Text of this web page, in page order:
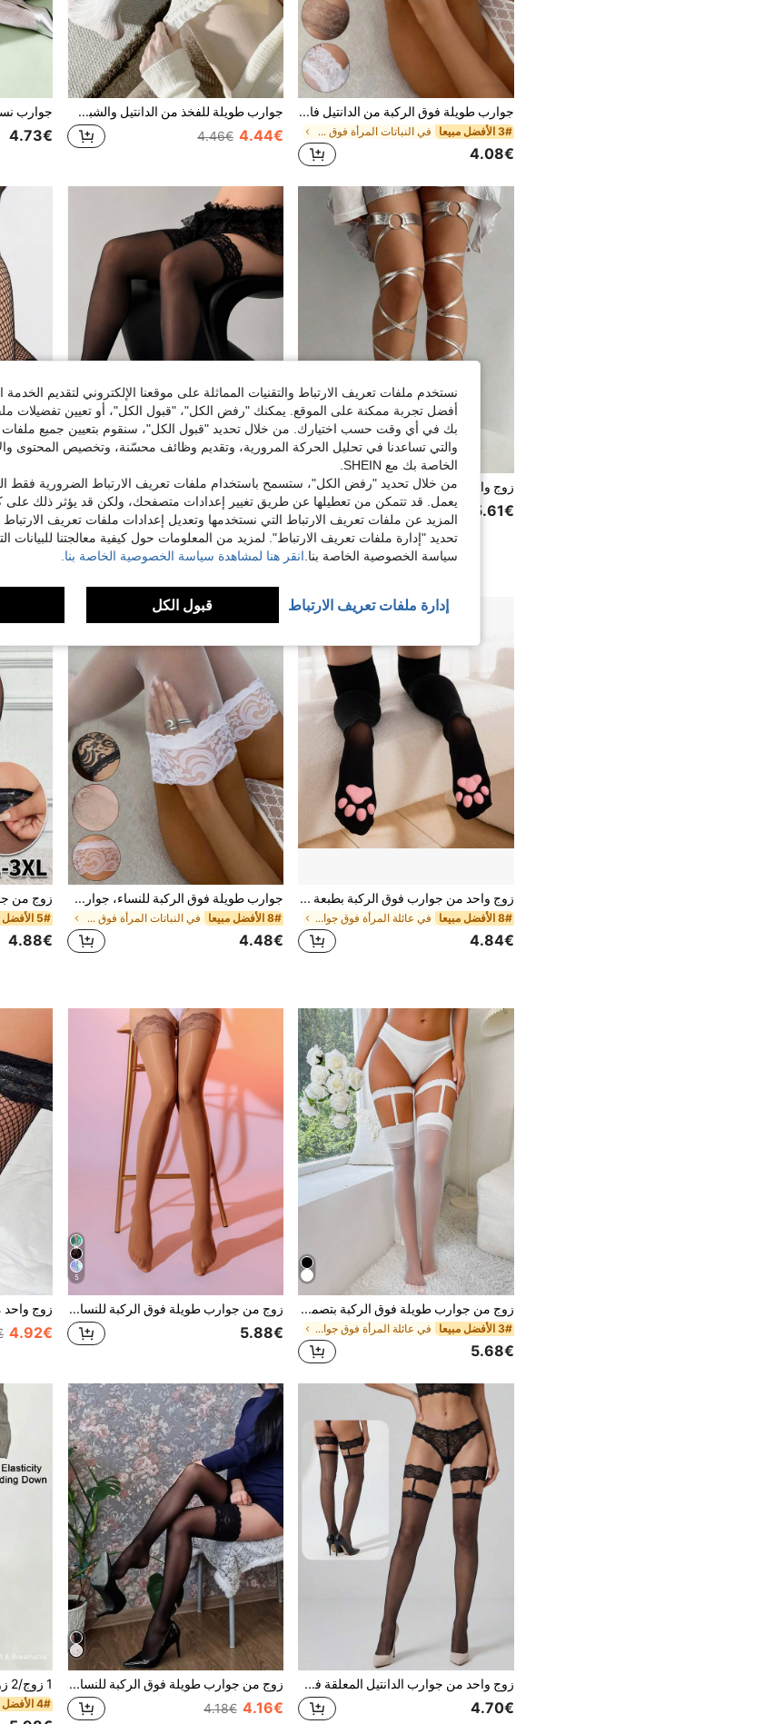
جوارب طويلة فوق الركبة من الدانتيل فائقة النحافة قطعة واحدة
3# الأفضل مبيعا في النباتات المرأة فوق جوارب الركبة
4.08€
جوارب طويلة للفخذ من الدانتيل والشبك للنساء مع فيونكة وتطريز كشكش، بطراز لوليتا الحلو، مناسبة للارتداء اليومي، مريحة ودافئة
4.44€
4.46€
4.73€
زوج واحد من سلاسل الساق المتقاطعة المثيرة، مجوهرات ساق بأسلوب لوليتا الحلو للنساء، مناسبة للحفلات الراقصة والمهرجانات والرقص، إكسسوار لف الساق المعدني اللامع
5.61€
جوارب طويلة فوق الركبة من الدانتيل الزهري مقاس كبير، جوارب شفافة مرنة سوداء فوق الركبة، ملابس داخلية نسائية مثيرة بتصميم منحني
4.88€
بائعين آخرين
%1-
4.63€
تأسست
زوج واحد من جوارب فوق الركبة بطبعة أقدام القطط، جوارب فوق الركبة لطيفة للتنكر JK، جوارب وجوارب طويلة للبنات
8# الأفضل مبيعا في عائلة المرأة فوق جوارب الركبة
4.84€
جوارب طويلة فوق الركبة للنساء، جوارب فخذية مرنة مقاومة للخدش، مناسبة للارتداء اليومي، المنزل، الخارج، التنقل والنادي الليلي، بنطلون شفاف فائق الرقة
8# الأفضل مبيعا في النباتات المرأة فوق جوارب الركبة
4.48€
5# الأفضل مبيعا
4.88€
زوج من جوارب طويلة فوق الركبة بتصميم جذاب للنساء باللون الأبيض، جوارب طويلة فوق الفخذ، هدية عيد الميلاد
3# الأفضل مبيعا في عائلة المرأة فوق جوارب الركبة
5.68€
5
زوج من جوارب طويلة فوق الركبة للنساء مصنوعة من الدانتيل والسيليكون مانعة للانزلاق، جوارب ساقين لامعة وجذابة، جوارب طويلة حتى الركبة عاكسة للضوء
5.88€
4.92€
زوج واحد من جوارب الدانتيل المعلقة فوق الركبة للنساء، جوارب عالية الفخذ مثيرة، مناسبة للحفلات والمواعدة
4.70€
زوج من جوارب طويلة فوق الركبة للنساء بتصميم الدانتيل الأسود المثير
4.16€
4.18€ 4# الأفضل مبيعا
نستخدم ملفات تعريف الارتباط والتقنيات المماثلة على موقعنا الإلكتروني لتقديم الخدمة
أفضل تجربة ممكنة على الموقع. يمكنك "رفض الكل"، "قبول الكل"، أو تعيين تفضيلات
بك في أي وقت حسب اختيارك. من خلال تحديد "قبول الكل"، سنقوم بتعيين جميع ملفات
والتي تساعدنا في تحليل الحركة المرورية، وتقديم وظائف محسّنة، وتخصيص المحتوى
الخاصة بك مع SHEIN.
من خلال تحديد "رفض الكل"، ستسمح باستخدام ملفات تعريف الارتباط الضرورية فقط
يعمل. قد تتمكن من تعطيلها عن طريق تغيير إعدادات متصفحك، ولكن قد يؤثر ذلك على
المزيد عن ملفات تعريف الارتباط التي نستخدمها وتعديل إعدادات ملفات تعريف الارتباط
تحديد "إدارة ملفات تعريف الارتباط". لمزيد من المعلومات حول كيفية معالجتنا للبيانات
سياسة الخصوصية الخاصة بنا. انقر هنا لمشاهدة سياسة الخصوصية الخاصة بنا.
إدارة ملفات تعريف الارتباط قبول الكل